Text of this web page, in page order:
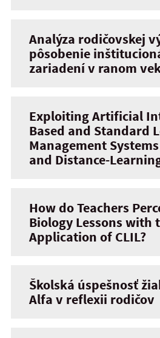
Analýza rodičovskej
pôsobenie
zariadení v ranom
Exploiting Artificial
Based and Standard
Management
and Distance-
How do Teachers
Biology Lessons with
Application of CLIL?
Školská úspešnosť
Alfa v reflexii rodičov